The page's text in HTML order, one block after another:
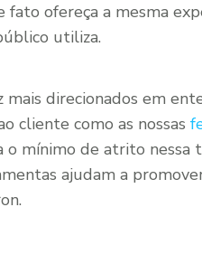
fato ofereça a mesma
utiliza.
direcionados em
cliente como as nossas
mínimo de atrito nessa
ajudam a